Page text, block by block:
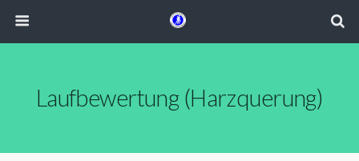
Laufbewertung (Harzquerung)